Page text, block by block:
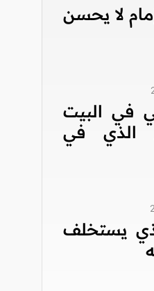
لا يحسن
في البيت
الذي في
يستخلف